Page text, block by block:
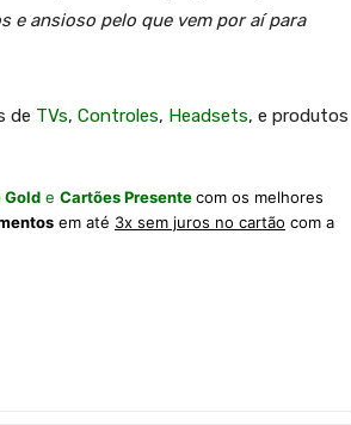
ansioso pelo que vem por aí para
de TVs, Controles, Headsets, e produtos
Gold e Cartões Presentecom os melhores
em até 3x sem juros no cartão com a